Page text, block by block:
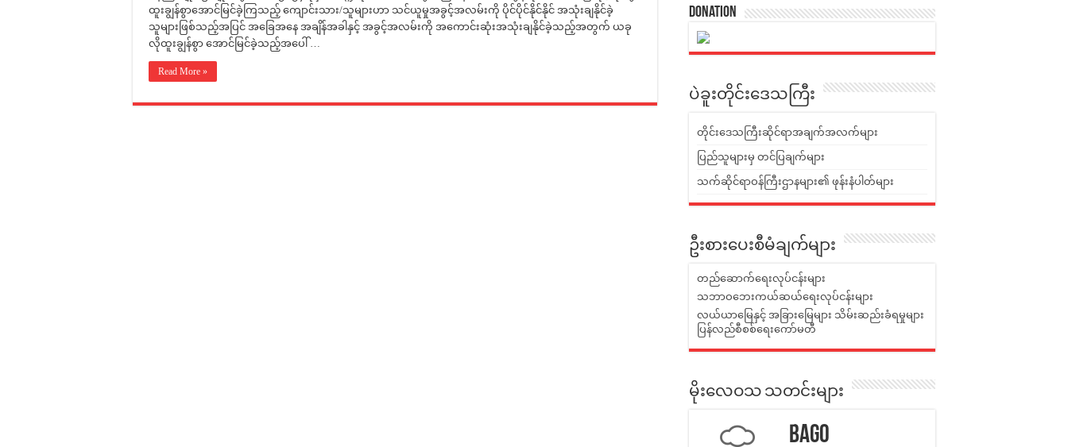
ထူးချွန်စွာအောင်မြင်ခဲ့ကြသည့် ကျောင်းသား/သူများဟာ သင်ယူမှုအခွင့်အလမ်းကို ပိုင်ပိုင်နိုင်နိုင် အသုံးချနိုင်ခဲ့
သူများဖြစ်သည့်အပြင် အခြေအနေ အချိန်အခါနှင့် အခွင့်အလမ်းကို အကောင်းဆုံးအသုံးချနိုင်ခဲ့သည့်အတွက် ယခု
လိုထူးချွန်စွာ အောင်မြင်ခဲ့သည့်အပေါ် …
Read More »
Donation
ပဲခူးတိုင်းဒေသကြီး
တိုင်းဒေသကြီးဆိုင်ရာအချက်အလက်များ
ပြည်သူများမှ တင်ပြချက်များ
သက်ဆိုင်ရာဝန်ကြီးဌာနများ၏ ဖုန်းနံပါတ်များ
ဦးစားပေးစီမံချက်များ
တည်ဆောက်ရေးလုပ်ငန်းများ
သဘာဝဘေးကယ်ဆယ်ရေးလုပ်ငန်းများ
လယ်ယာမြေနှင့် အခြားမြေများ သိမ်းဆည်းခံရမှုများ
ပြန်လည်စီစစ်ရေးကော်မတီ
မိုးလေဝသ သတင်းများ
Bago